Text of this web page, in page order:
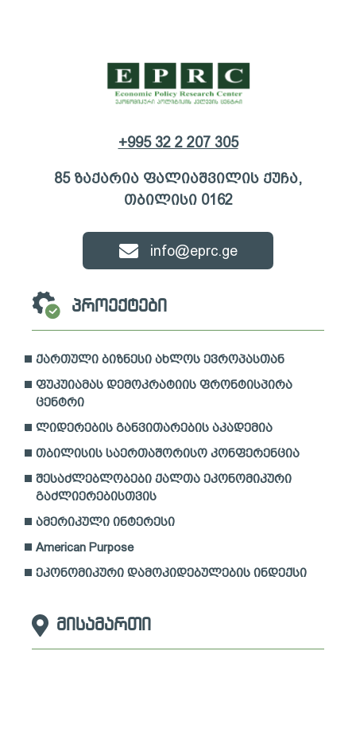
American Purpose
დამოკიდებულების
+995 32 2 207 305
85 ზაქარია ფალიაშვილის ქუჩა,
თბილისი 0162
info@eprc.ge
პროექტები
ქართული ბიზნესი ახლოს ევროპასთან
ფუკუიამას დემოკრატიის ფრონტისპირა
ცენტრი
ლიდერების განვითარების აკადემია
თბილისის საერთაშორისო კონფერენცია
შესაძლებლობები ქალთა ეკონომიკური
გაძლიერებისთვის
ამერიკული ინტერესი
American Purpose
ეკონომიკური დამოკიდებულების ინდექსი
მისამართი